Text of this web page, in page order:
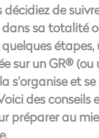
décidiez de
sa totalité
étapes,
sur un GR® (ou
s'organise et
des conseils
préparer au